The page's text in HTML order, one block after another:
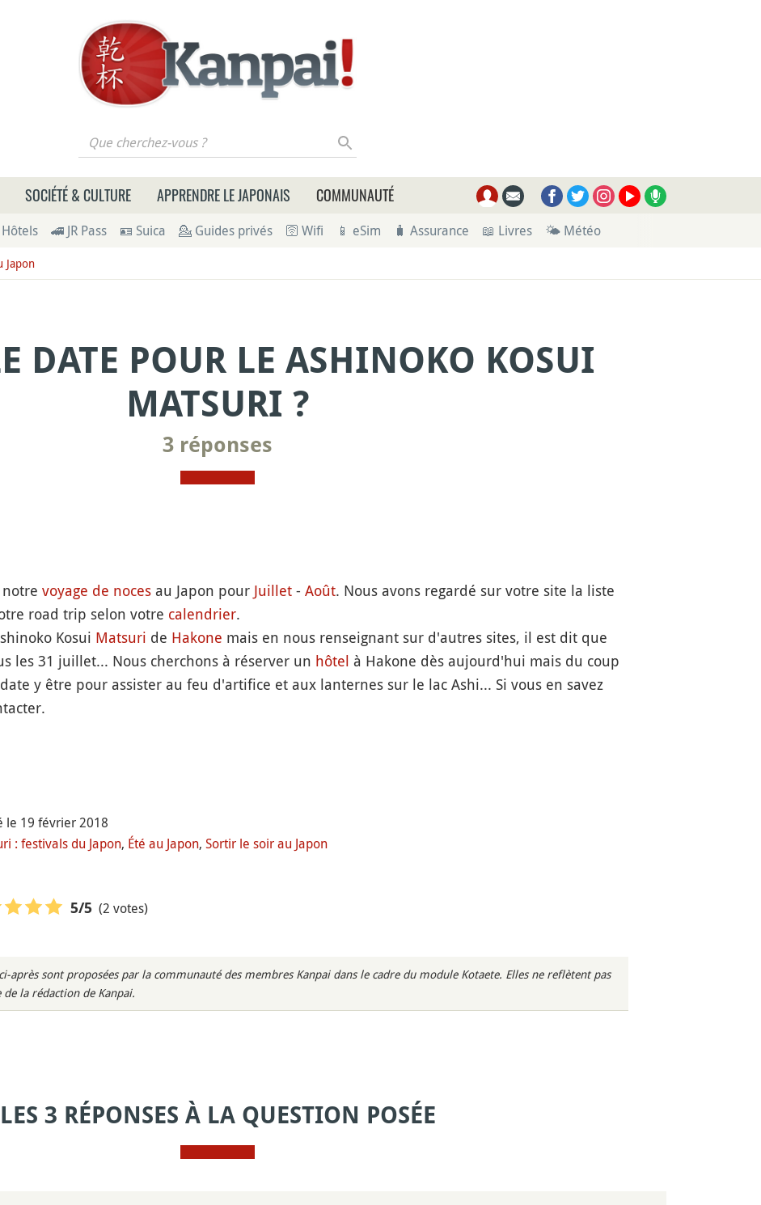
Que cherchez-vous ?
SOCIÉTÉ & CULTURE APPRENDRE LE JAPONAIS COMMUNAUTÉ
🚄 JR Pass 🪪 Suica 💁 Guides privés 🛜 Wifi 📱 eSim 🧳 Assurance 📖 Livres 🌤 Météo
Japon
DATE POUR LE ASHINOKO KOSUI
MATSURI ?
3 réponses
voyage de nocesau Japon pour Juillet- Août. Nous avons regardé sur votre site la liste
road trip selon votre calendrier.
Kosui Matsuri de Hakone mais en nous renseignant sur d'autres sites, il est dit que
les 31 juillet... Nous cherchons à réserver un hôtel à Hakone dès aujourd'hui mais du coup
y être pour assister au feu d'artifice et aux lanternes sur le lac Ashi... Si vous en savez
le 19 février 2018
: festivals du Japon, Été au Japon, Sortir le soir au Japon
5/5 (2 votes)
après sont proposées par la communauté des membres Kanpai dans le cadre du module Kotaete. Elles ne reflètent pas
la rédaction de Kanpai.
LES 3 RÉPONSES À LA QUESTION POSÉE